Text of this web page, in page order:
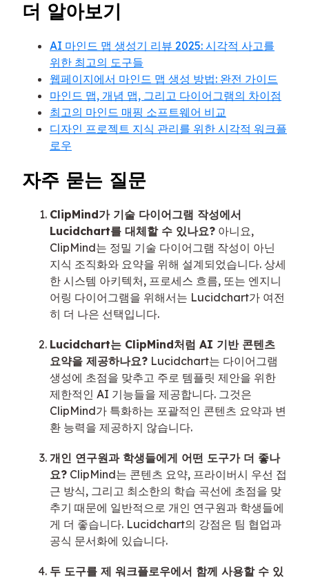
더 알아보기
AI 마인드 맵 생성기 리뷰 2025: 시각적 사고를
위한 최고의 도구들
웹페이지에서 마인드 맵 생성 방법: 완전 가이드
마인드 맵, 개념 맵, 그리고 다이어그램의 차이점
최고의 마인드 매핑 소프트웨어 비교
디자인 프로젝트 지식 관리를 위한 시각적 워크플
로우
자주 묻는 질문
ClipMind가 기술 다이어그램 작성에서
Lucidchart를 대체할 수 있나요? 아니요,
ClipMind는 정밀 기술 다이어그램 작성이 아닌
지식 조직화와 요약을 위해 설계되었습니다. 상세
한 시스템 아키텍처, 프로세스 흐름, 또는 엔지니
어링 다이어그램을 위해서는 Lucidchart가 여전
히 더 나은 선택입니다.
Lucidchart는 ClipMind처럼 AI 기반 콘텐츠
요약을 제공하나요? Lucidchart는 다이어그램
생성에 초점을 맞추고 주로 템플릿 제안을 위한
제한적인 AI 기능들을 제공합니다. 그것은
ClipMind가 특화하는 포괄적인 콘텐츠 요약과 변
환 능력을 제공하지 않습니다.
개인 연구원과 학생들에게 어떤 도구가 더 좋나
요? ClipMind는 콘텐츠 요약, 프라이버시 우선 접
근 방식, 그리고 최소한의 학습 곡선에 초점을 맞
추기 때문에 일반적으로 개인 연구원과 학생들에
게 더 좋습니다. Lucidchart의 강점은 팀 협업과
공식 문서화에 있습니다.
두 도구를 제 워크플로우에서 함께 사용할 수 있